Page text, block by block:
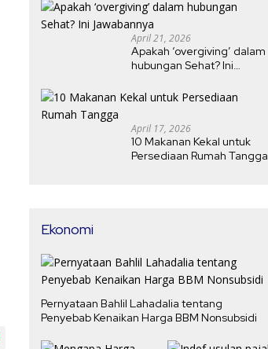
April 21, 2026
Apakah ‘overgiving’ dalam
hubungan Sehat? Ini
April 17, 2026
10 Makanan Kekal untuk
Persediaan Rumah Tangga
Ekonomi
Pernyataan Bahlil Lahadalia tentang
Penyebab Kenaikan Harga BBM Nonsubsidi